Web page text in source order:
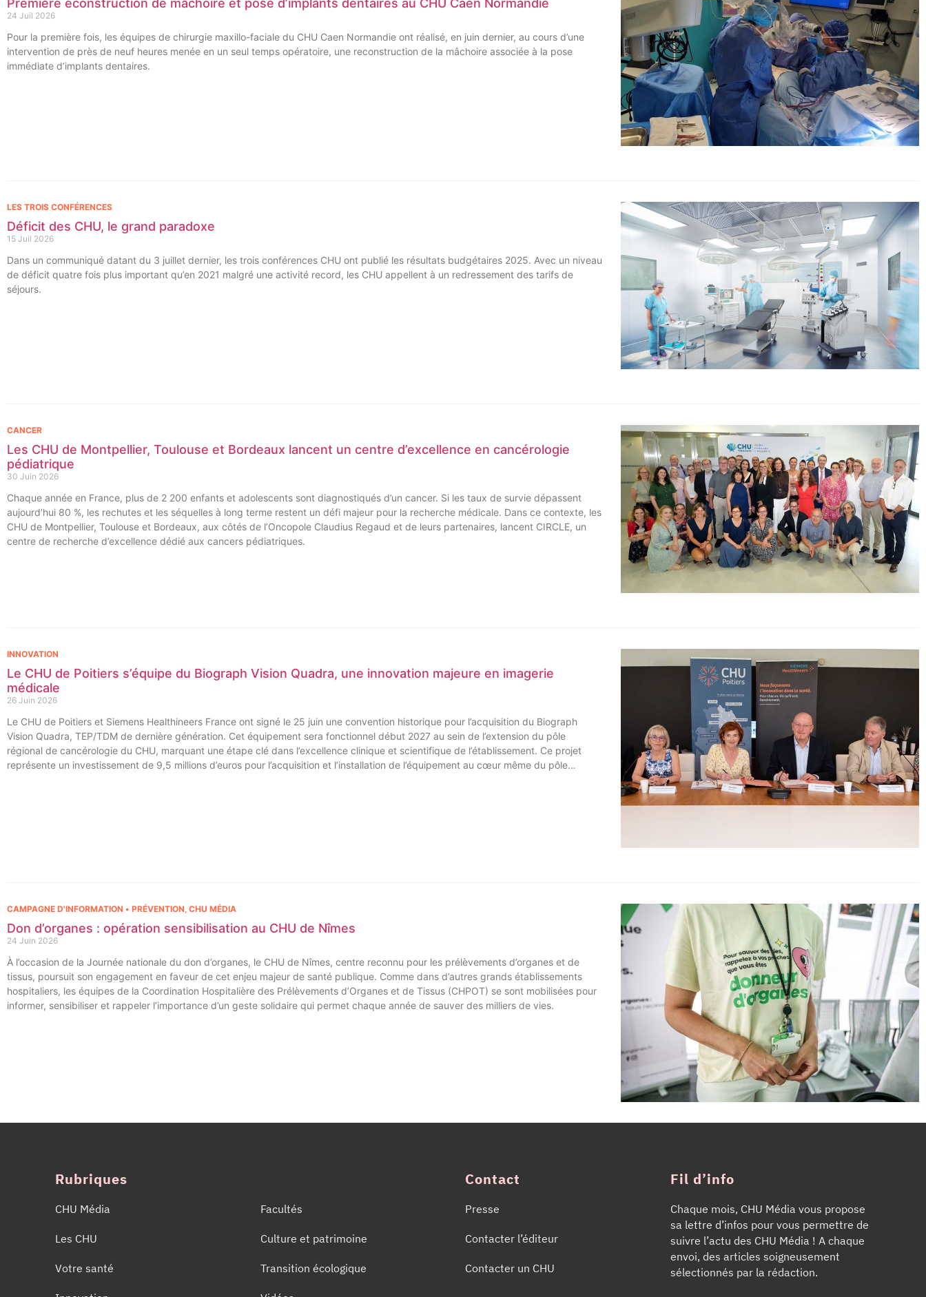
24 Juil 2026
Pour la première fois, les équipes de chirurgie maxillo-faciale du CHU Caen Normandie ont réalisé, en juin dernier, au cours d’une
intervention de près de neuf heures menée en un seul temps opératoire, une reconstruction de la mâchoire associée à la pose
immédiate d’implants dentaires.
Déficit des CHU, le grand paradoxe
15 Juil 2026
LES TROIS CONFÉRENCES
Dans un communiqué datant du 3 juillet dernier, les trois conférences CHU ont publié les résultats budgétaires 2025. Avec un niveau
de déficit quatre fois plus important qu’en 2021 malgré une activité record, les CHU appellent à un redressement des tarifs de
séjours.
Les CHU de Montpellier, Toulouse et Bordeaux lancent un centre d’excellence en cancérologie
pédiatrique
30 Juin 2026
CANCER
Chaque année en France, plus de 2 200 enfants et adolescents sont diagnostiqués d’un cancer. Si les taux de survie dépassent
aujourd’hui 80 %, les rechutes et les séquelles à long terme restent un défi majeur pour la recherche médicale. Dans ce contexte, les
CHU de Montpellier, Toulouse et Bordeaux, aux côtés de l’Oncopole Claudius Regaud et de leurs partenaires, lancent CIRCLE, un
centre de recherche d’excellence dédié aux cancers pédiatriques.
Le CHU de Poitiers s’équipe du Biograph Vision Quadra, une innovation majeure en imagerie
médicale
26 Juin 2026
INNOVATION
Le CHU de Poitiers et Siemens Healthineers France ont signé le 25 juin une convention historique pour l’acquisition du Biograph
Vision Quadra, TEP/TDM de dernière génération. Cet équipement sera fonctionnel début 2027 au sein de l’extension du pôle
régional de cancérologie du CHU, marquant une étape clé dans l’excellence clinique et scientifique de l’établissement. Ce projet
représente un investissement de 9,5 millions d’euros pour l’acquisition et l’installation de l’équipement au cœur même du pôle
Don d’organes : opération sensibilisation au CHU de Nîmes
24 Juin 2026
CAMPAGNE D'INFORMATION • PRÉVENTION CHU MÉDIA
À l’occasion de la Journée nationale du don d’organes, le CHU de Nîmes, centre reconnu pour les prélèvements d’organes et de
tissus, poursuit son engagement en faveur de cet enjeu majeur de santé publique. Comme dans d’autres grands établissements
hospitaliers, les équipes de la Coordination Hospitalière des Prélèvements d’Organes et de Tissus (CHPOT) se sont mobilisées pour
informer, sensibiliser et rappeler l’importance d’un geste solidaire qui permet chaque année de sauver des milliers de vies.
Rubriques
CHU Média
Les CHU
Votre santé
Facultés
Culture et patrimoine
Transition écologique
Contact
Presse
Contacter l’éditeur
Contacter un CHU
Fil d’info
Chaque mois, CHU Média vous propose
sa lettre d’infos pour vous permettre de
suivre l’actu des CHU Média ! A chaque
envoi, des articles soigneusement
sélectionnés par la rédaction.